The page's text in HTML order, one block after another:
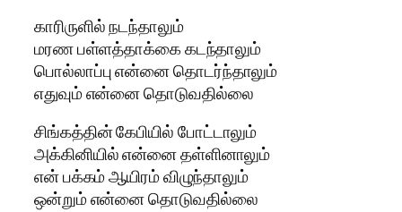
காரிருளில் நடந்தாலும்
மரண பள்ளத்தாக்கை கடந்தாலும்
பொல்லாப்பு என்னை தொடர்ந்தாலும்
எதுவும் என்னை தொடுவதில்லை
சிங்கத்தின் கேபியில் போட்டாலும்
அக்கினியில் என்னை தள்ளினாலும்
என் பக்கம் ஆயிரம் விழுந்தாலும்
ஒன்றும் என்னை தொடுவதில்லை